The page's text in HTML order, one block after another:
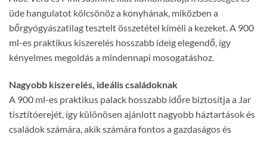
üde hangulatot kölcsönöz a konyhának, miközben a
bőrgyógyászatilag tesztelt összetétel kíméli a kezeket. A 900
ml-es praktikus kiszerelés hosszabb ideig elegendő, így
kényelmes megoldás a mindennapi mosogatáshoz.
Nagyobb kiszerelés, ideális családoknak
A 900 ml-es praktikus palack hosszabb időre biztosítja a Jar
tisztítóerejét, így különösen ajánlott nagyobb háztartások és
családok számára, akik számára fontos a gazdaságos és